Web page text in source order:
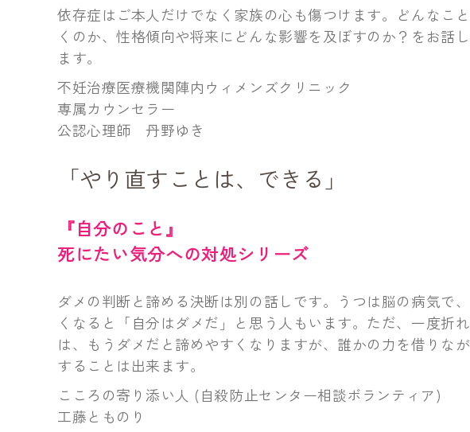
依存症はご本人だけでなく家族の心も傷つけます。どんなこ
くのか、性格傾向や将来にどんな影響を及ぼすのか？をお話
ます。
不妊治療医療機関陣内ウィメンズクリニック
専属カウンセラー
公認心理師 丹野ゆき
「やり直すことは、できる」
『自分のこと』
死にたい気分への対処シリーズ
ダメの判断と諦める決断は別の話しです。うつは脳の病気で
くなると「自分はダメだ」と思う人もいます。ただ、一度折
は、もうダメだと諦めやすくなりますが、誰かの力を借りな
することは出来ます。
こころの寄り添い人 (自殺防止センター相談ボランティア)
工藤とものり